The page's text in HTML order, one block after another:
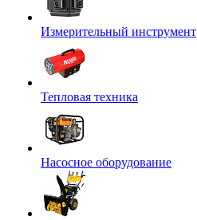
Измерительный инструмент
Тепловая техника
Насосное оборудование